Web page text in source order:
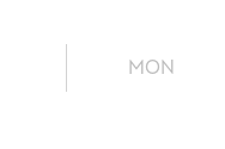
MON